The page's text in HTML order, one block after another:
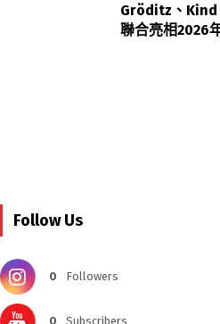
Gröditz、Kind
聯合亮相2026
Follow Us
0 Followers
0 Subscribers